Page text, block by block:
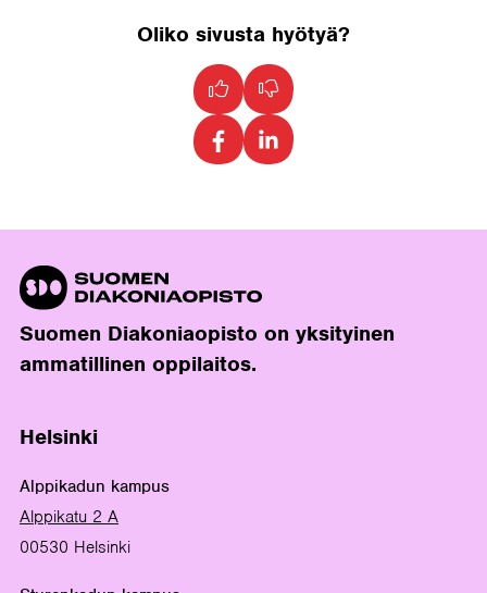
Oliko sivusta hyötyä?
Suomen Diakoniaopisto on yksityinen
ammatillinen oppilaitos.
Helsinki
Alppikadun kampus
Alppikatu 2 A
00530 Helsinki